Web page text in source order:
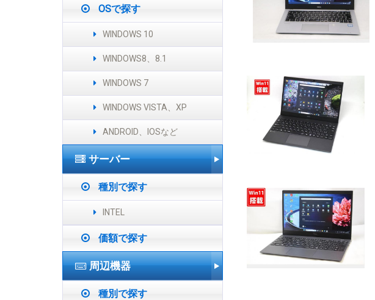
OSで探す
WINDOWS 10
WINDOWS8、8.1
WINDOWS 7
WINDOWS VISTA、XP
ANDROID、IOSなど
サーバー
種別で探す
INTEL
価額で探す
周辺機器
種別で探す